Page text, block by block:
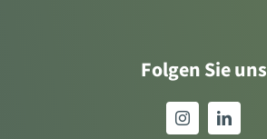
Folgen Sie uns